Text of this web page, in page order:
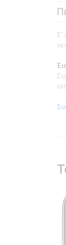
Σ'